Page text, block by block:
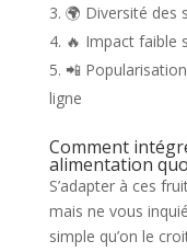
🌍 Diversité des
🔥 Impact faible
📲
ligne
Comment
alimentation
S’adapter à ces
mais ne vous
simple qu’on le